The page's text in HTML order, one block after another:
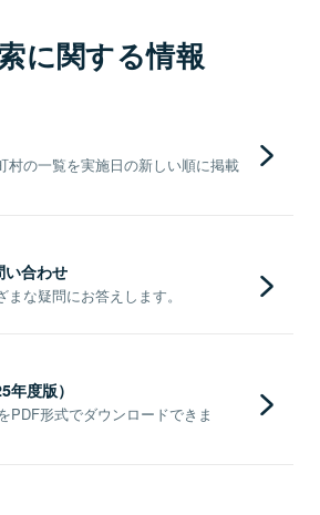
に関する情報
村の一覧を実施日の新しい順に掲載
い合わせ
な疑問にお答えします。
度版）
PDF形式でダウンロードできま